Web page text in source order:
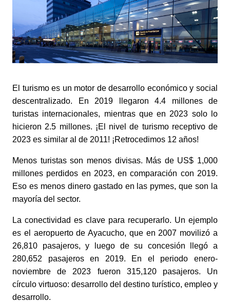
El turismo es un motor de desarrollo económico y social
descentralizado. En 2019 llegaron 4.4 millones de
turistas internacionales, mientras que en 2023 solo lo
hicieron 2.5 millones. ¡El nivel de turismo receptivo de
2023 es similar al de 2011! ¡Retrocedimos 12 años!
Menos turistas son menos divisas. Más de US$ 1,000
millones perdidos en 2023, en comparación con 2019.
Eso es menos dinero gastado en las pymes, que son la
mayoría del sector.
La conectividad es clave para recuperarlo. Un ejemplo
es el aeropuerto de Ayacucho, que en 2007 movilizó a
26,810 pasajeros, y luego de su concesión llegó a
280,652 pasajeros en 2019. En el periodo enero-
noviembre de 2023 fueron 315,120 pasajeros. Un
círculo virtuoso: desarrollo del destino turístico, empleo y
desarrollo.